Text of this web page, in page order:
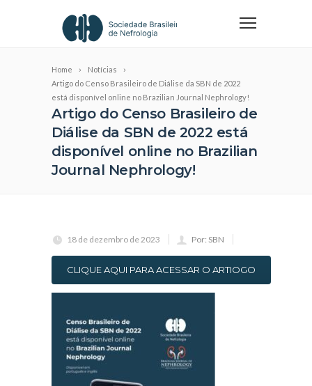
Home
Notícias
Artigo do Censo Brasileiro de Diálise da SBN de 2022
está disponível online no Brazilian Journal Nephrology!
Artigo do Censo Brasileiro de
Diálise da SBN de 2022 está
disponível online no Brazilian
Journal Nephrology!
18 de dezembro de 2023 Por: SBN
CLIQUE AQUI PARA ACESSAR O ARTIOGO